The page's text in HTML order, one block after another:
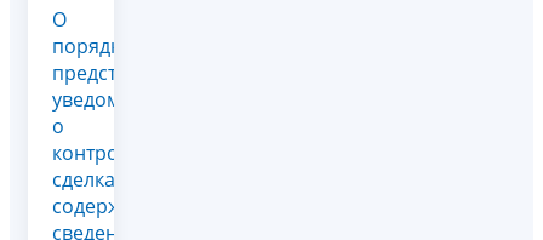
О
порядке
представления
уведомления
о
контролируемых
сделках,
содержащих
сведения,